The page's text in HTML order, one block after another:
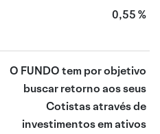
0,55 %
O FUNDO tem por objetivo
buscar retorno aos seus
Cotistas através de
investimentos em ativos